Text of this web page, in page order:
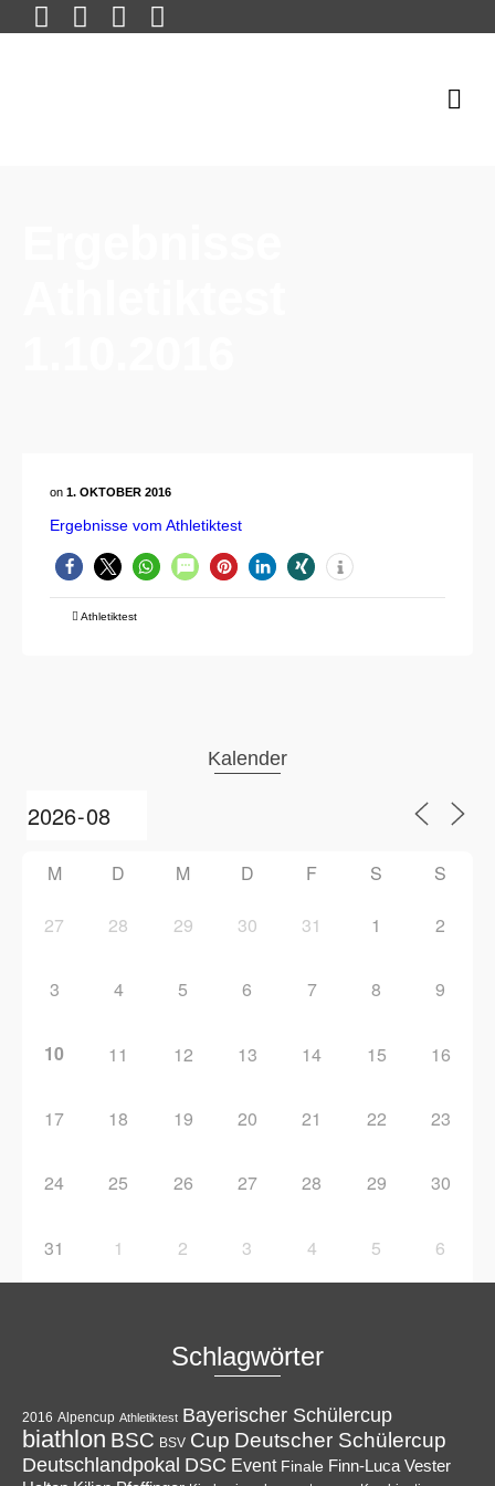
on 1. OKTOBER 2016
Ergebnisse vom Athletiktest
Athletiktest
Kalender
M D M D F S S
27 28 29 30 31 1 2
3 4 5 6 7 8 9
10 11 12 13 14 15 16
17 18 19 20 21 22 23
24 25 26 27 28 29 30
31 1 2 3 4 5 6
Schlagwörter
2016 Alpencup Athletiktest Bayerischer Schülercup
biathlon BSC BSV Cup Deutscher Schülercup
Deutschlandpokal DSC Event Finale Finn-Luca Vester